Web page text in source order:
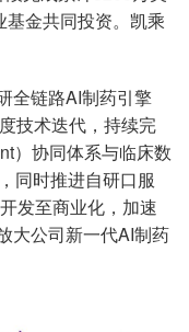
金共同投资。凯乘
全链路AI制药引擎
技术迭代，持续完
）协同体系与临床数
同时推进自研口服
发至商业化，加速
大公司新一代AI制药